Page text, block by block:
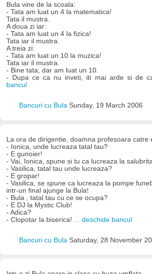
Bula vine de la scoala:
- Tata am luat un 4 la matematica!
Tata il mustra.
A doua zi iar:
- Tata am luat un 4 la fizica!
Tata iar il mustra.
A treia zi:
- Tata am luat un 10 la muzica!
Tata iar il mustra.
- Bine tata, dar am luat un 10.
- Dupa ce ca nu inveti, iti mai arde si de
bancul
Bancuri cu Bula Sunday, 19 March 2006
La ora de dirigentie, doamna profesoara catre
- Ionica, unde lucreaza tatal tau?
- E gunoier!
- Vai, Ionica, spune si tu ca lucreaza la
- Vasilica, tatal tau unde lucreaza?
- E gropar!
- Vasilica, se spune ca lucreaza la pompe
intr-un final ajunge la Bula!
- Bula , tatal tau cu ce se ocupa?
- E DJ la Mystic Club!
- Adica?
- Clopotar la biserica!
... deschide bancul
Bancuri cu Bula Saturday, 28 November